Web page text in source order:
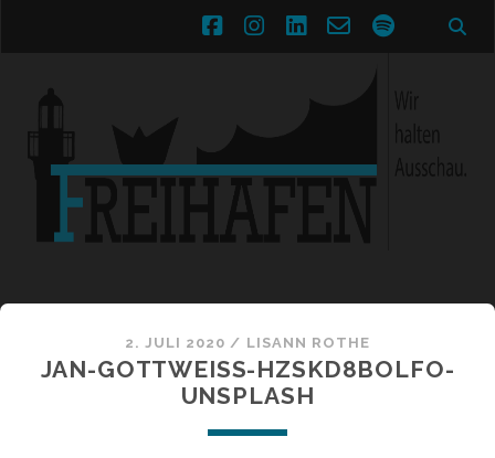
facebookinstagram
linkedin
email-spotify
2. JULI 2020 / LISANN ROTHE
JAN-GOTTWEISS-HZSKD8BOLFO-
UNSPLASH